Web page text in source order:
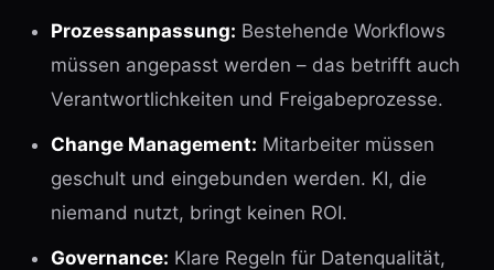
Prozessanpassung: Bestehende Workflows
müssen angepasst werden – das betrifft auch
Verantwortlichkeiten und Freigabeprozesse.
Change Management: Mitarbeiter müssen
geschult und eingebunden werden. KI, die
niemand nutzt, bringt keinen ROI.
Governance: Klare Regeln für Datenqualität,